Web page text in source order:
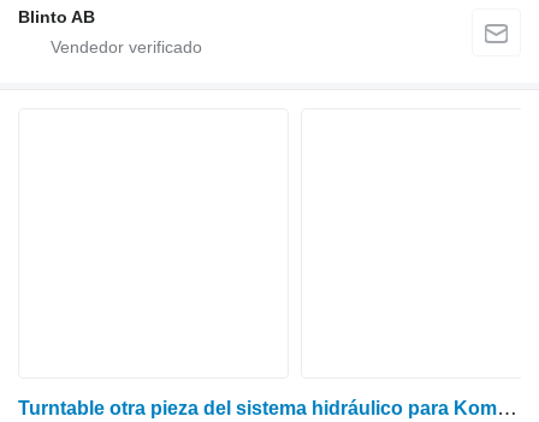
Blinto AB
Turntable otra pieza del sistema hidráulico para Komatsu 911.5 procesadora forestal